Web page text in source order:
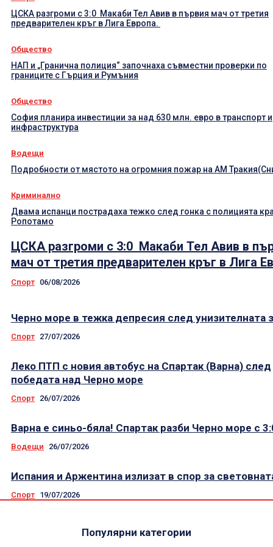
ЦСКА разгроми с 3:0 Макаби Тел Авив в първия мач от третия
предварителен кръг в Лига Европа.
Общество
НАП и „Гранична полиция“ започнаха съвместни проверки по
границите с Гърция и Румъния
Общество
София планира инвестиции за над 630 млн. евро в транспорт и
инфраструктура
Водещи
Подробности от мястото на огромния пожар на АМ
Криминално
Двама испанци пострадаха тежко след гонка с полицията
Ропотамо
ЦСКА разгроми с 3:0 Макаби Тел Авив в
мач от третия предварителен кръг в Лига
Спорт 06/08/2026
Черно море в тежка депресия след унизителната
Спорт 27/07/2026
Леко ПТП с новия автобус на Спартак (Варна) след
победата над Черно море
Спорт 26/07/2026
Варна е синьо-бяла! Спартак разби Черно море с
Водещи 26/07/2026
Испания и Аржентина излизат в спор за
Спорт 19/07/2026
Популярни категории